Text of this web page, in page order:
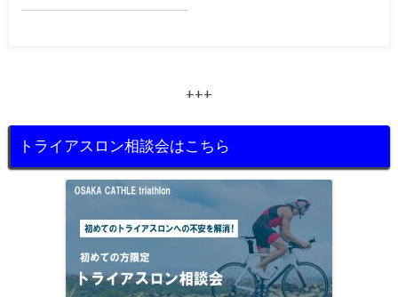
+++
トライアスロン相談会はこちら